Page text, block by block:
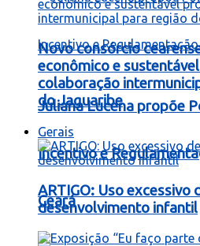
Juliana Lucena propõe
Incentivo e
Ceará
Novo consórcio
econômico e
colaboração
do Jaguaribe
Gerais
ARTIGO: Uso excessivo
desenvolvimento infantil